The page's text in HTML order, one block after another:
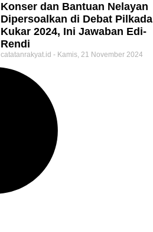
Konser dan Bantuan Nelayan
Dipersoalkan di Debat Pilkada
Kukar 2024, Ini Jawaban Edi-
Rendi
catatanrakyat.id Kamis, 21 November 2024